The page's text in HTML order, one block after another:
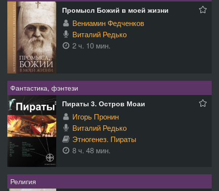
Промысл Божий в моей жизни
Вениамин Федченков
Виталий Редько
2 ч. 10 мин.
Фантастика, фэнтези
Пираты 3. Остров Моаи
Игорь Пронин
Виталий Редько
Этногенез. Пираты
8 ч. 48 мин.
Религия